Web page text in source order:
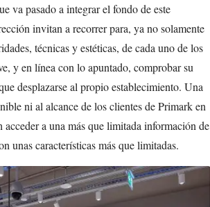
va pasado a integrar el fondo de este
invitan a recorrer para, ya no solamente
técnicas y estéticas, de cada uno de los
y en línea con lo apuntado, comprobar su
desplazarse al propio establecimiento. Una
ni al alcance de los clientes de Primark en
a una más que limitada información de
unas características más que limitadas.